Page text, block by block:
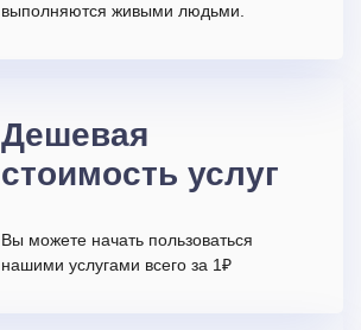
выполняются живыми людьми.
Дешевая
стоимость услуг
Вы можете начать пользоваться
нашими услугами всего за 1₽